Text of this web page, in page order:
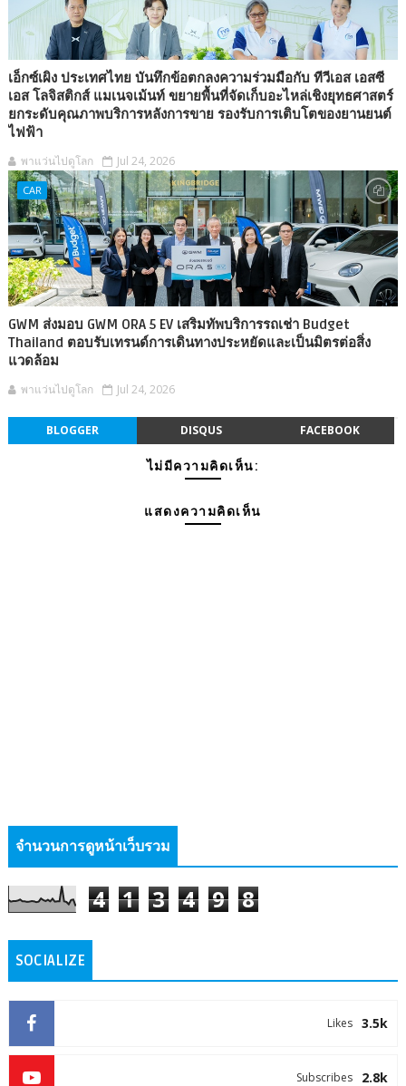
เอ็กซ์เผิง ประเทศไทย บันทึกข้อตกลงความร่วมมือกับ ทีวีเอส เอสซี
เอส โลจิสติกส์ แมเนจเม้นท์ ขยายพื้นที่จัดเก็บอะไหล่เชิงยุทธศาสตร์
ยกระดับคุณภาพบริการหลังการขาย รองรับการเติบโตของยานยนต์
ไฟฟ้า
พาแว่นไปดูโลก Jul 24, 2026
CAR
GWM ส่งมอบ GWM ORA 5 EV เสริมทัพบริการรถเช่า Budget
Thailand ตอบรับเทรนด์การเดินทางประหยัดและเป็นมิตรต่อสิ่ง
แวดล้อม
พาแว่นไปดูโลก Jul 24, 2026
BLOGGER DISQUS FACEBOOK
ไม่มีความคิดเห็น:
แสดงความคิดเห็น
จำนวนการดูหน้าเว็บรวม
4 1 3 4 9 8
SOCIALIZE
3.5k
Likes
2.8k
Subscribes